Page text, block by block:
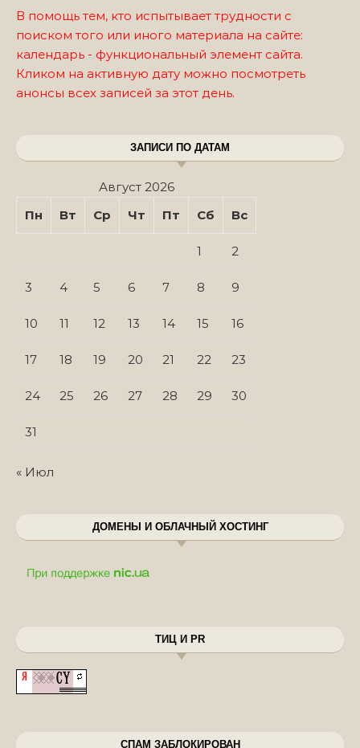
В помощь тем, кто испытывает трудности с
поиском того или иного материала на сайте:
календарь - функциональный элемент сайта.
Кликом на активную дату можно посмотреть
анонсы всех записей за этот день.
ЗАПИСИ ПО ДАТАМ
Август 2026
Пн
Вт Ср Чт Пт Сб Вс
1 2
3 4 5 6 7 8 9
10 11 12 13 14 15 16
17 18 19 20 21 22 23
24 25 26 27 28 29 30
31
« Июл
ДОМЕНЫ И ОБЛАЧНЫЙ ХОСТИНГ
ТИЦ И PR
СПАМ ЗАБЛОКИРОВАН